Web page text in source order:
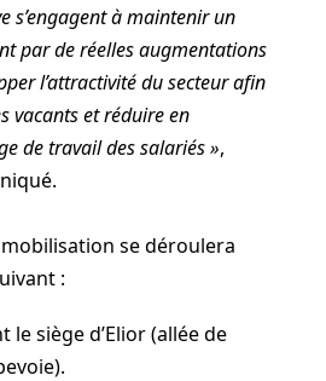
s’engagent à maintenir un
par de réelles augmentations
l’attractivité du secteur afin
vacants et réduire en
de travail des salariés »,
se déroulera
:
le siège d’Elior (allée de